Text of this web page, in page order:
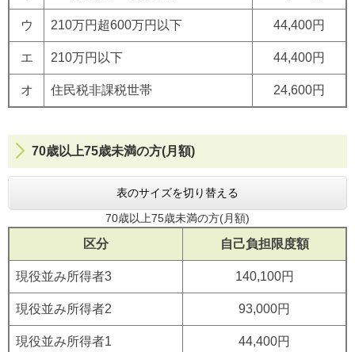
ウ 210万円超600万円以下 44,400円
エ 210万円以下 44,400円
オ 住民税非課税世帯 24,600円
70歳以上75歳未満の方(月額)
表のサイズを切り替える
70歳以上75歳未満の方(月額)
区分 自己負担限度額
現役並み所得者3 140,100円
現役並み所得者2 93,000円
現役並み所得者1 44,400円